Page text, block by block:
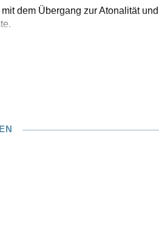
dem Übergang zur Atonalität und